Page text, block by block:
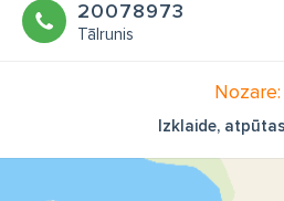
20078973
Tālrunis
Nozare:
Izklaide,